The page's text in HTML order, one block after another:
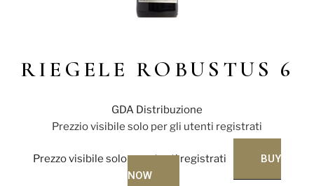
RIEGELE ROBUSTUS 6
GDA Distribuzione
Prezzio visibile solo per gli utenti registrati
Prezzo visibile solo per utenti registrati
BUY
NOW